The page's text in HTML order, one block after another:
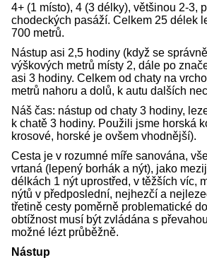
4+ (1 místo), 4 (3 délky), většinou 2-3,
chodeckých pasáží. Celkem 25 délek
700 metrů.
Nástup asi 2,5 hodiny (když se
výškových metrů místy 2, dále po
asi 3 hodiny. Celkem od chaty na
metrů nahoru a dolů, k autu dalších
Náš čas: nástup od chaty 3 hodiny,
k chatě 3 hodiny. Použili jsme horská
krosové, horské je ovšem vhodnější).
Cesta je v rozumné míře sanována,
vrtaná (lepený borhák a nýt), jako
délkách 1 nýt uprostřed, v těžších víc,
nýtů v předposlední, nejhezčí a
třetině cesty poměrně problematické
obtížnost musí být zvládána s
možné lézt průběžně.
Nástup